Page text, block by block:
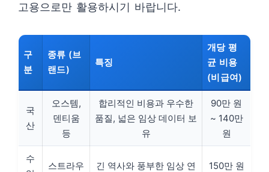
고용으로만 활용하시기 바랍니다.
구
분
종류 (브
랜드)
특징
개당 평
균 비용
(비급여)
국
산
오스템,
덴티움
등
합리적인 비용과 우수한
품질, 넓은 임상 데이터 보
유
90만 원
~ 140만
원
수
스트라우 긴 역사와 풍부한 임상 연 150만 원